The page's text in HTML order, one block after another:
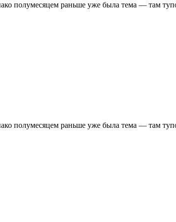
полумесяцем раньше уже была тема — там
полумесяцем раньше уже была тема — там